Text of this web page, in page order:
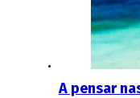
A pensar